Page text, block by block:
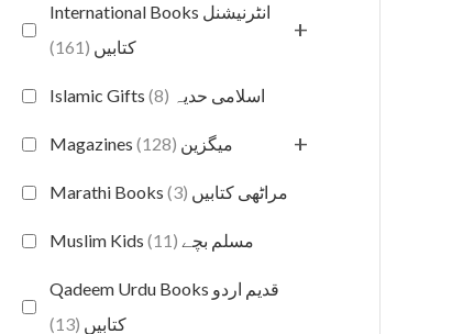
International Books انٹرنیشنل
کتابیں (161)
+
Islamic Gifts اسلامی حدیہ (8)
Magazines میگزین (128) +
Marathi Books مراٹھی کتابیں (3)
Muslim Kids مسلم بچے (11)
Qadeem Urdu Books قدیم اردو
کتابیں (13)